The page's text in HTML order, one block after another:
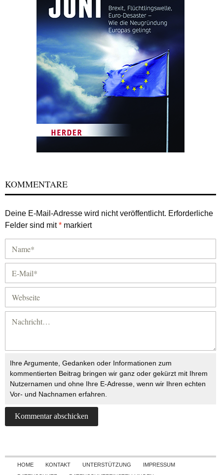
KOMMENTARE
Deine E-Mail-Adresse wird nicht veröffentlicht. Erforderliche
Felder sind mit* markiert
Ihre Argumente, Gedanken oder Informationen zum
kommentierten Beitrag bringen wir ganz oder gekürzt mit Ihrem
Nutzernamen und ohne Ihre E-Adresse, wenn wir Ihren echten
Vor- und Nachnamen erfahren.
Skip to content
HOME KONTAKT UNTERSTÜTZUNG
IMPRESSUM